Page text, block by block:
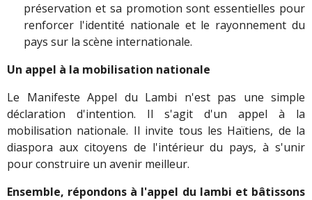
préservation et sa promotion sont essentielles pour
renforcer l'identité nationale et le rayonnement du
pays sur la scène internationale.
Un appel à la mobilisation nationale
Le Manifeste Appel du Lambi n'est pas une simple
déclaration d'intention. Il s'agit d'un appel à la
mobilisation nationale. Il invite tous les Haïtiens, de la
diaspora aux citoyens de l'intérieur du pays, à s'unir
pour construire un avenir meilleur.
Ensemble, répondons à l'appel du lambi et bâtissons